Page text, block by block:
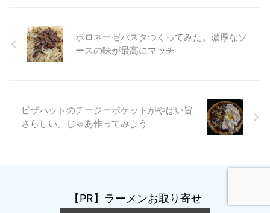
ボロネーゼパスタつくってみた。濃厚なソ
ースの味が最高にマッチ
ピザハットのチージーポケットがやばい旨
さらしい。じゃあ作ってみよう
【PR】ラーメンお取り寄せ